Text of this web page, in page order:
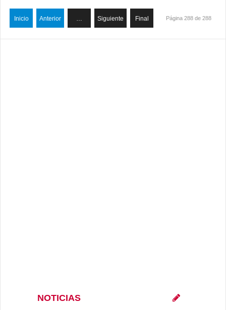
Inicio Anterior … Siguiente Final Página 288 de 288
NOTICIAS